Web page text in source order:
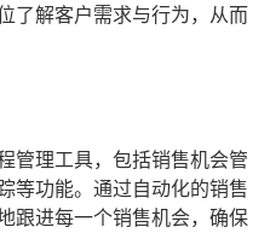
了解客户需求与行为，从而
管理工具，包括销售机会管
等功能。通过自动化的销售
跟进每一个销售机会，确保